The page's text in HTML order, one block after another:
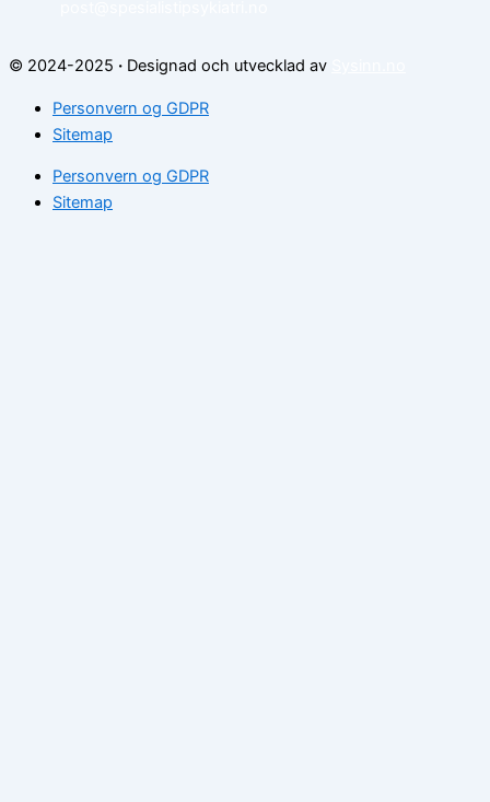
© 2024-2025 · Designad och utvecklad av
Personvern og GDPR
Sitemap
Personvern og GDPR
Sitemap